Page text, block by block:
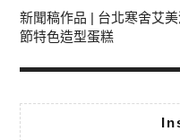
新聞稿作品 | 台北寒舍艾
節特色造型蛋糕